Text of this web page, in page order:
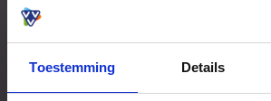
Toestemming Details
Meerdere adressen
Een bestelling volgen